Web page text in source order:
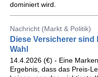
dominiert wird.
Nachricht (Markt & Politik)
Diese Versicherer
Wahl
14.4.2026 (€) - Eine
Ergebnis, dass das Preis-